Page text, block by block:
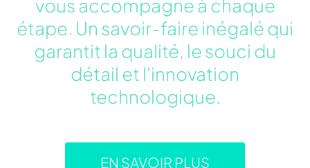
vous accompagne à chaque
étape. Un savoir-faire inégalé qui
garantit la qualité, le souci du
détail et l'innovation
technologique.
EN SAVOIR PLUS